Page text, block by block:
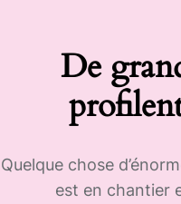
De
Quelque chose
est en chantier